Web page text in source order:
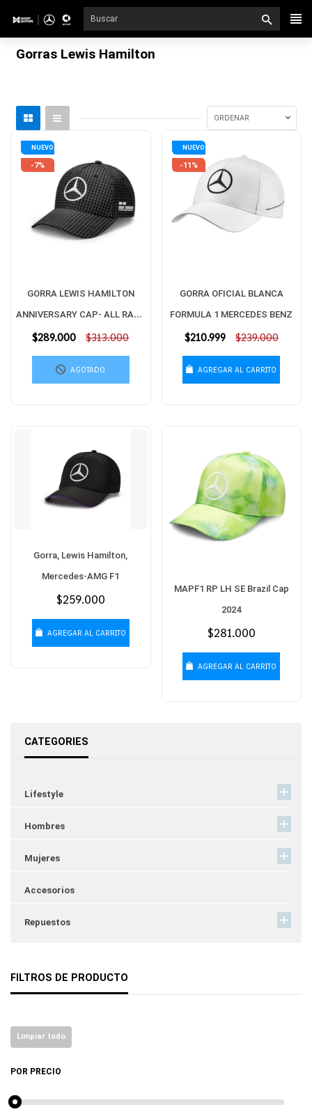
directamente
CATEGORIES
Lifestyle
Hombres
Mujeres
Accesorios
Repuestos
FILTROS DE PRODUCTO
Limpiar todo
POR PRECIO
Gorras Lewis Hamilton
ORDENAR
NUEVO
-7%
GORRA LEWIS HAMILTON
ANNIVERSARY CAP- ALL RACE
MERCEDES BENZ
Precio
$289.000 $313.000
AGOTADO
NUEVO
-11%
GORRA OFICIAL BLANCA
FORMULA 1 MERCEDES BENZ
Precio
$210.999 $239.000
AGREGAR AL CARRITO
Gorra, Lewis Hamilton,
Mercedes-AMG F1
Precio
$259.000
AGREGAR AL CARRITO
MAPF1 RP LH SE Brazil Cap
2024
Precio
$281.000
AGREGAR AL CARRITO